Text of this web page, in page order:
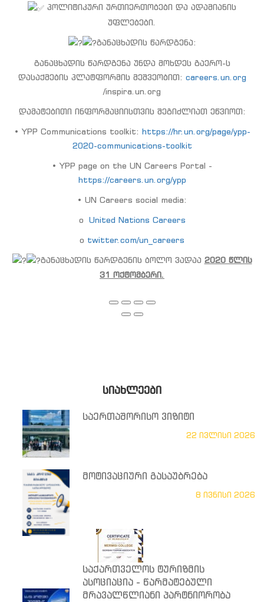
პოლიტიკური ურთიერთობები და ადამიანის
უფლებები.
განაცხადის წარდგენა:
განაცხადის წარდგენა უნდა მოხდეს გაერო-ს
დასაქმების პლატფორმის მეშვეობით: careers.un.org
/inspira.un.org
დამატებითი ინფორმაციისთვის შეგიძლიათ ეწვიოთ:
• YPP Communications toolkit: https://hr.un.org/page/ypp-
2020-communications-toolkit
• YPP page on the UN Careers Portal -
https://careers.un.org/ypp
• UN Careers social media:
o United Nations Careers
o twitter.com/un_careers
განაცხადის წარდგენის ბოლო ვადაა 2020 წლის
31 ოქტომბერი.
ᲡᲘᲐᲮᲚᲔᲔᲑᲘ
საერთაშორისო ვიზიტი
22 ივლისი 2026
მოტივაციური გასაუბრება
8 ივნისი 2026
საქართველოს ტურიზმის
ასოციაცია - წარმატებული
მრავალწლიანი პარტნიორობა